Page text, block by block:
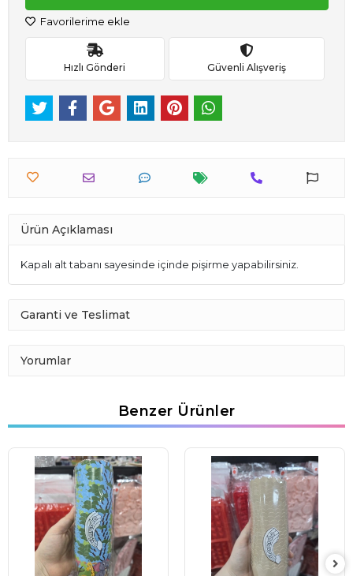
Favorilerime ekle
Hızlı Gönderi Güvenli Alışveriş
Ürün Açıklaması
Kapalı alt tabanı sayesinde içinde pişirme yapabilirsiniz.
Garanti ve Teslimat
Yorumlar
Benzer Ürünler